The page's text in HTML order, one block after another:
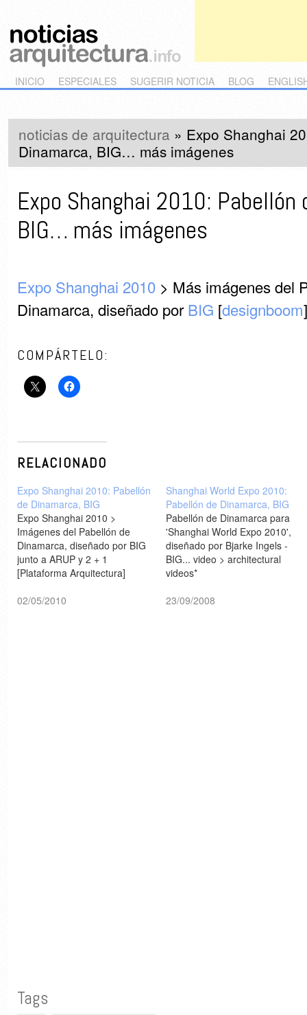
Main menu
Skip to primary content
Skip to secondary content
INICIO ESPECIALES SUGERIR NOTICIA BLOG
noticias de arquitectura » Expo Shanghai
Dinamarca, BIG… más imágenes
Expo Shanghai 2010: Pabellón
BIG… más imágenes
Expo Shanghai 2010> Más imágenes del
Dinamarca, diseñado porBIG [designboom]
COMPÁRTELO:
RELACIONADO
Expo Shanghai 2010: Pabellón
de Dinamarca, BIG
Expo Shanghai 2010 >
Imágenes del Pabellón de
Dinamarca, diseñado por BIG
junto a ARUP y 2 + 1
[Plataforma Arquitectura]
02/05/2010
Shanghai World Expo 2010:
Pabellón de Dinamarca, BIG
Pabellón de Dinamarca para
'Shanghai World Expo 2010',
diseñado por Bjarke Ingels -
BIG... video > architectural
videos*
23/09/2008
Tags